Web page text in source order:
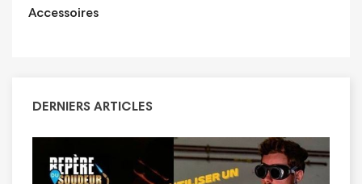
Accessoires
DERNIERS ARTICLES